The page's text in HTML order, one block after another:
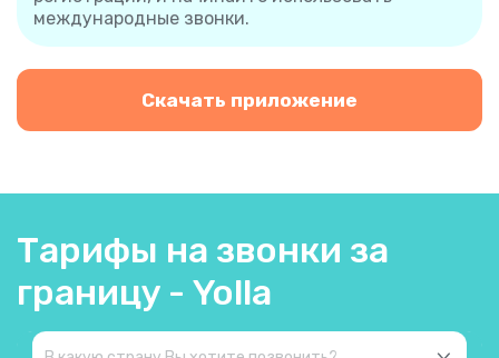
международные звонки.
Скачать приложение
Тарифы на звонки за
границу - Yolla